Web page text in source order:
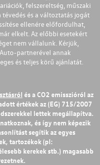
felszereltség, műszaki
és a változtatás jogát
ellenére előfordulhat,
elkelt. Az előbbi esetekért
nem vállalunk. Kérjük,
partnerével annak
és teljes körű ajánlatát.
és a CO2 emisszióról az
értékek az (EG) 715/2007
lettek megállapítva.
és így nem képezik
segítik az egyes
tartozékok (pl:
kerekek stb.) magasabb